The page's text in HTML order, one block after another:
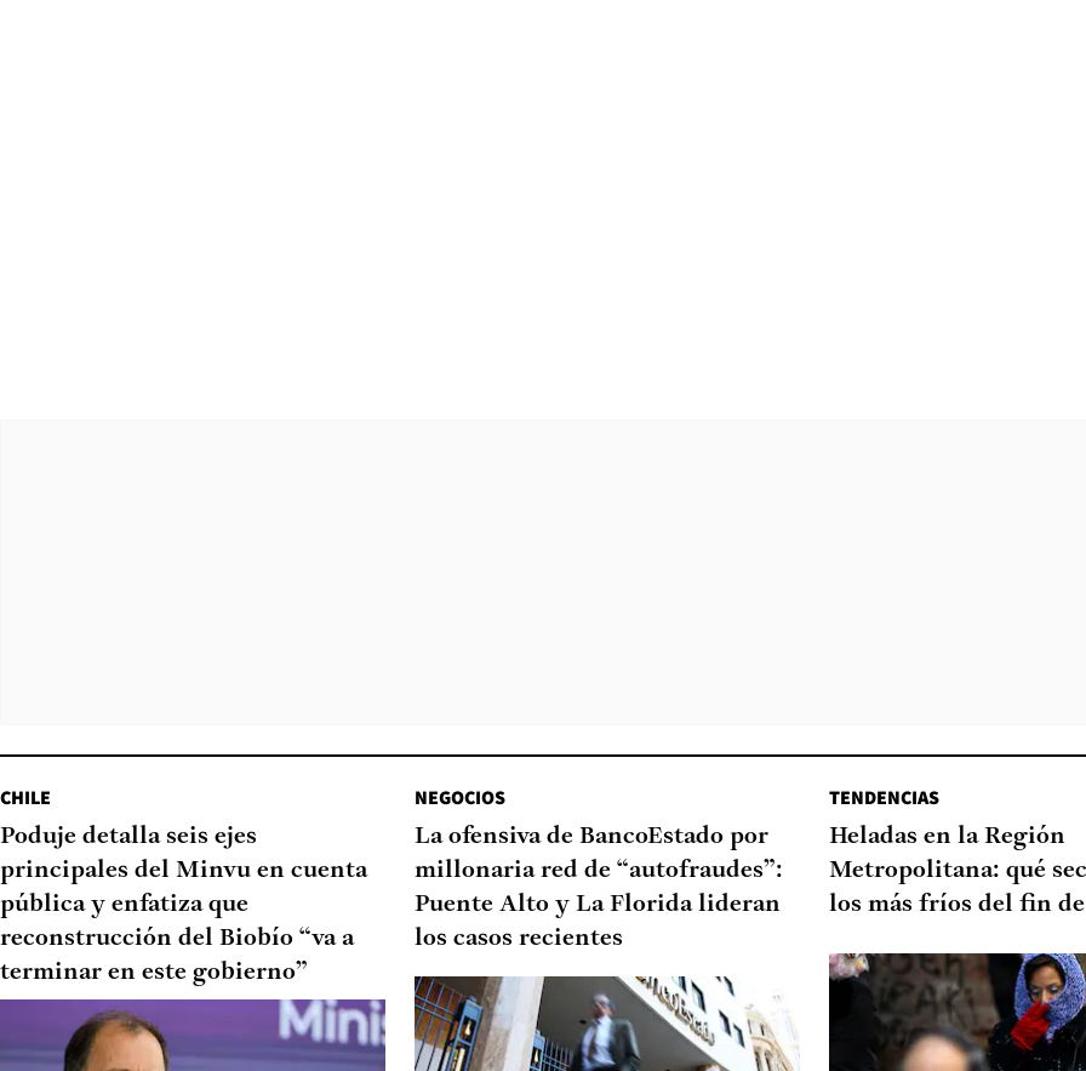
CHILE
Poduje detalla seis ejes
principales del Minvu en cuenta
pública y enfatiza que
reconstrucción del Biobío “va a
terminar en este gobierno”
NEGOCIOS
La ofensiva de BancoEstado por
millonaria red de “autofraudes”:
Puente Alto y La Florida lideran
los casos recientes
TENDENCIAS
Heladas en la Región
Metropolitana: qué
los más fríos del fin de